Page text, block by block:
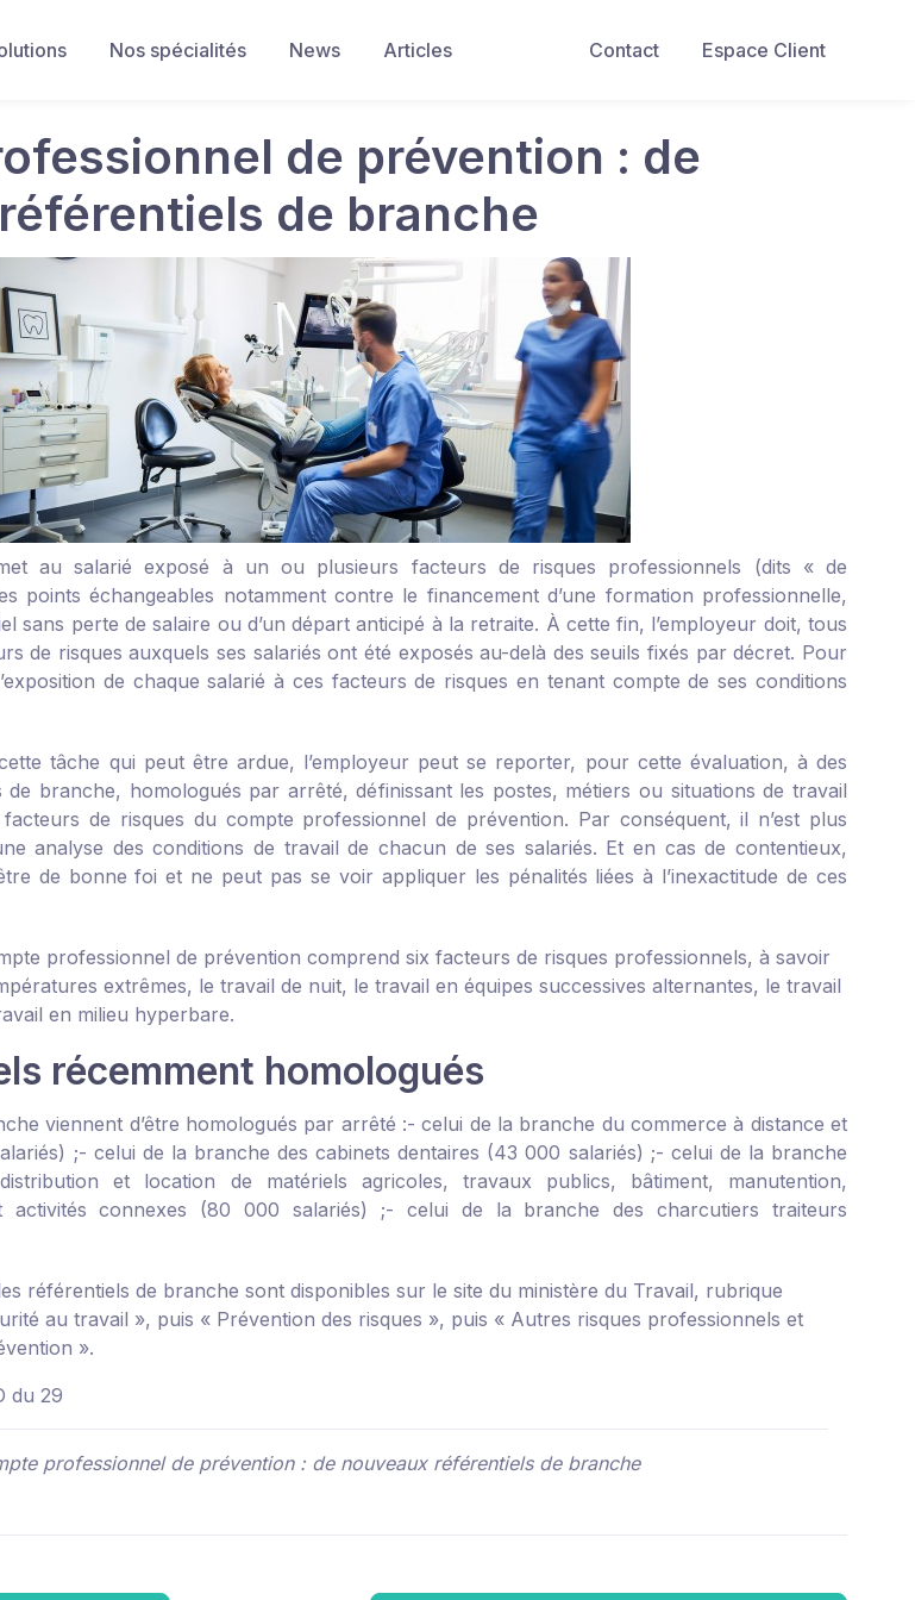
Contact
Espace Client
Nos spécialités News Articles
de prévention : de
de branche
au salarié exposé à un ou plusieurs facteurs de risques professionnels (dits « de
points échangeables notamment contre le financement d’une formation professionnelle,
sans perte de salaire ou d’un départ anticipé à la retraite. À cette fin, l’employeur doit, tous
de risques auxquels ses salariés ont été exposés au-delà des seuils fixés par décret. Pour
de chaque salarié à ces facteurs de risques en tenant compte de ses conditions
tâche qui peut être ardue, l’employeur peut se reporter, pour cette évaluation, à des
de branche, homologués par arrêté, définissant les postes, métiers ou situations de travail
de risques du compte professionnel de prévention. Par conséquent, il n’est plus
analyse des conditions de travail de chacun de ses salariés. Et en cas de contentieux,
de bonne foi et ne peut pas se voir appliquer les pénalités liées à l’inexactitude de ces
professionnel de prévention comprend six facteurs de risques professionnels, à savoir
extrêmes, le travail de nuit, le travail en équipes successives alternantes, le travail
en milieu hyperbare.
récemment homologués
viennent d’être homologués par arrêté :- celui de la branche du commerce à distance et
;- celui de la branche des cabinets dentaires (43 000 salariés) ;- celui de la branche
et location de matériels agricoles, travaux publics, bâtiment, manutention,
activités connexes (80 000 salariés) ;- celui de la branche des charcutiers traiteurs
référentiels de branche sont disponibles sur le site du ministère du Travail, rubrique
au travail », puis « Prévention des risques », puis « Autres risques professionnels et
».
du 29
professionnel de prévention : de nouveaux référentiels de branche